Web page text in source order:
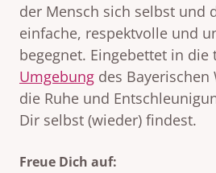
der Mensch sich selbst und
einfache, respektvolle und
begegnet. Eingebettet in
Umgebung des
die Ruhe und
Dir selbst (wieder) findest.
Freue Dich auf: